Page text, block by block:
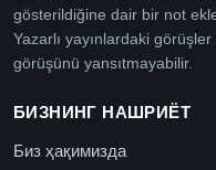
gösterildiğine dair bir not
Yazarlı yayınlardaki
görüşünü yansıtmayabilir.
БИЗНИНГ НАШРИЁТ
Биз ҳақимизда